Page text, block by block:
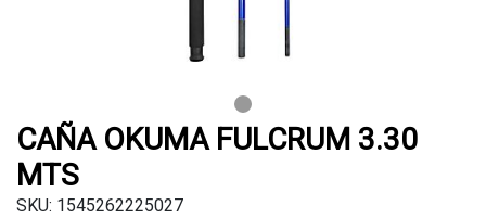
CAÑA OKUMA FULCRUM 3.30
MTS
SKU: 1545262225027